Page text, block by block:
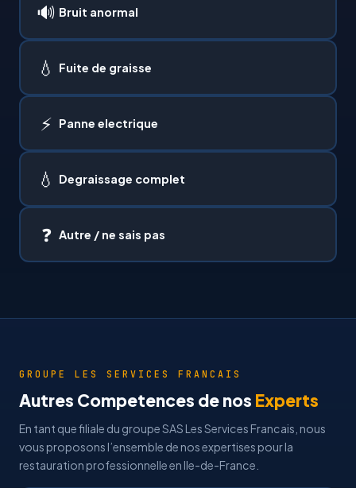
🔊 Bruit anormal
💧 Fuite de graisse
⚡ Panne electrique
💧 Degraissage complet
❓ Autre / ne sais pas
GROUPE LES SERVICES FRANCAIS
Autres Competences de nos Experts
En tant que filiale du groupe SAS Les Services Francais, nous
vous proposons l’ensemble de nos expertises pour la
restauration professionnelle en Ile-de-France.